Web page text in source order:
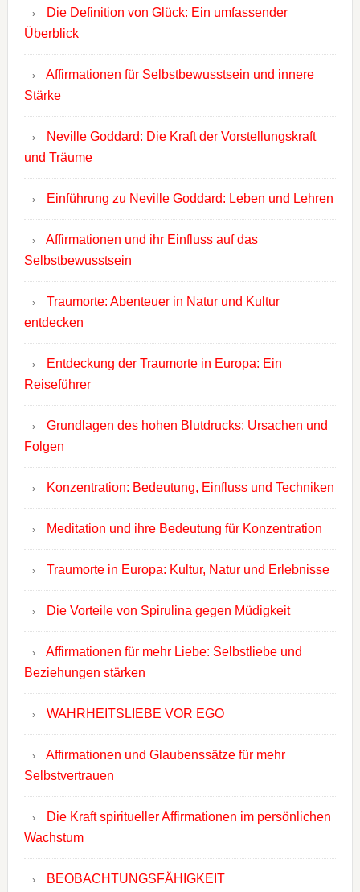
Die Definition von Glück: Ein umfassender
Überblick
Affirmationen für Selbstbewusstsein und innere
Stärke
Neville Goddard: Die Kraft der Vorstellungskraft
und Träume
Einführung zu Neville Goddard: Leben und Lehren
Affirmationen und ihr Einfluss auf das
Selbstbewusstsein
Traumorte: Abenteuer in Natur und Kultur
entdecken
Entdeckung der Traumorte in Europa: Ein
Reiseführer
Grundlagen des hohen Blutdrucks: Ursachen und
Folgen
Konzentration: Bedeutung, Einfluss und Techniken
Meditation und ihre Bedeutung für Konzentration
Traumorte in Europa: Kultur, Natur und Erlebnisse
Die Vorteile von Spirulina gegen Müdigkeit
Affirmationen für mehr Liebe: Selbstliebe und
Beziehungen stärken
WAHRHEITSLIEBE VOR EGO
Affirmationen und Glaubenssätze für mehr
Selbstvertrauen
Die Kraft spiritueller Affirmationen im persönlichen
Wachstum
BEOBACHTUNGSFÄHIGKEIT